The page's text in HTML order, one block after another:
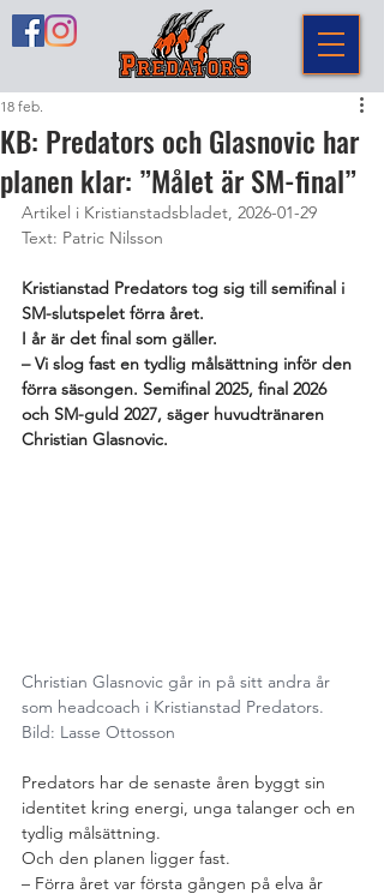
KB: Predators och Glasnovic har
planen klar: ”Målet är SM-final”
18 feb.
Artikel i Kristianstadsbladet, 2026-01-29
Text: Patric Nilsson
Kristianstad Predators tog sig till semifinal i
SM-slutspelet förra året.
I år är det final som gäller.
– Vi slog fast en tydlig målsättning inför den
förra säsongen. Semifinal 2025, final 2026
och SM-guld 2027, säger huvudtränaren
Christian Glasnovic.
Christian Glasnovic går in på sitt andra år
som headcoach i Kristianstad Predators.
Bild: Lasse Ottosson
Predators har de senaste åren byggt sin
identitet kring energi, unga talanger och en
tydlig målsättning.
Och den planen ligger fast.
– Förra året var första gången på elva år